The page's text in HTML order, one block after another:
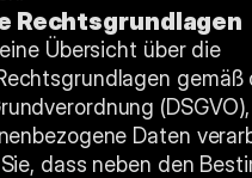
Rechtsgrundlagen
Übersicht über die
gemäß
Daten
dass neben den